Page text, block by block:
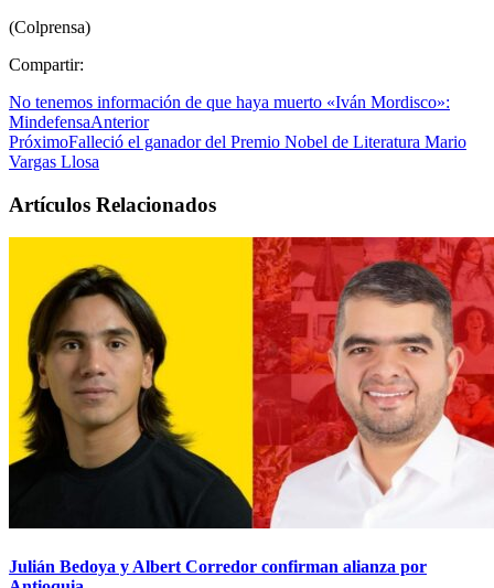
(Colprensa)
Compartir:
No tenemos información de que haya muerto «Iván Mordisco»:
MindefensaAnterior
PróximoFalleció el ganador del Premio Nobel de Literatura Mario
Vargas Llosa
Artículos Relacionados
Julián Bedoya y Albert Corredor confirman alianza por